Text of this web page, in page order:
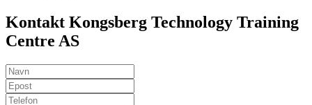
Kontakt Kongsberg Technology Training
Centre AS